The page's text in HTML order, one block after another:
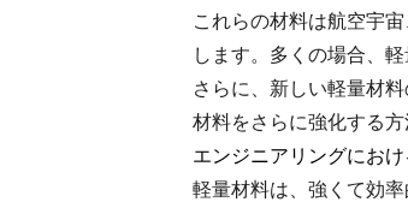
これらの材料は航空宇
します。多くの場合、
さらに、新しい軽量材
材料をさらに強化する方
エンジニアリングにお
軽量材料は、強くて効